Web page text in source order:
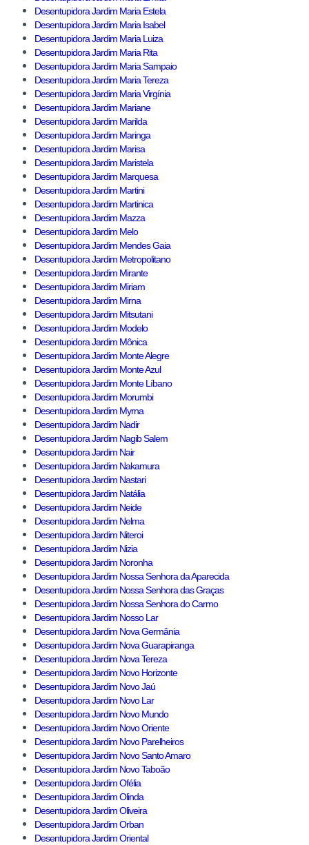
Desentupidora Jardim Maria Estela
Desentupidora Jardim Maria Isabel
Desentupidora Jardim Maria Luiza
Desentupidora Jardim Maria Rita
Desentupidora Jardim Maria Sampaio
Desentupidora Jardim Maria Tereza
Desentupidora Jardim Maria Virgínia
Desentupidora Jardim Mariane
Desentupidora Jardim Marilda
Desentupidora Jardim Maringa
Desentupidora Jardim Marisa
Desentupidora Jardim Maristela
Desentupidora Jardim Marquesa
Desentupidora Jardim Martini
Desentupidora Jardim Martinica
Desentupidora Jardim Mazza
Desentupidora Jardim Melo
Desentupidora Jardim Mendes Gaia
Desentupidora Jardim Metropolitano
Desentupidora Jardim Mirante
Desentupidora Jardim Miriam
Desentupidora Jardim Mirna
Desentupidora Jardim Mitsutani
Desentupidora Jardim Modelo
Desentupidora Jardim Mônica
Desentupidora Jardim Monte Alegre
Desentupidora Jardim Monte Azul
Desentupidora Jardim Monte Líbano
Desentupidora Jardim Morumbi
Desentupidora Jardim Myrna
Desentupidora Jardim Nadir
Desentupidora Jardim Nagib Salem
Desentupidora Jardim Nair
Desentupidora Jardim Nakamura
Desentupidora Jardim Nastari
Desentupidora Jardim Natália
Desentupidora Jardim Neide
Desentupidora Jardim Nelma
Desentupidora Jardim Niteroi
Desentupidora Jardim Nizia
Desentupidora Jardim Noronha
Desentupidora Jardim Nossa Senhora da Aparecida
Desentupidora Jardim Nossa Senhora das Graças
Desentupidora Jardim Nossa Senhora do Carmo
Desentupidora Jardim Nosso Lar
Desentupidora Jardim Nova Germânia
Desentupidora Jardim Nova Guarapiranga
Desentupidora Jardim Nova Tereza
Desentupidora Jardim Novo Horizonte
Desentupidora Jardim Novo Jaú
Desentupidora Jardim Novo Lar
Desentupidora Jardim Novo Mundo
Desentupidora Jardim Novo Oriente
Desentupidora Jardim Novo Parelheiros
Desentupidora Jardim Novo Santo Amaro
Desentupidora Jardim Novo Taboão
Desentupidora Jardim Ofélia
Desentupidora Jardim Olinda
Desentupidora Jardim Oliveira
Desentupidora Jardim Orban
Desentupidora Jardim Oriental